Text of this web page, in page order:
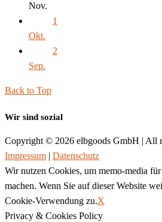
Nov.
1
Okt.
2
Sep.
Back to Top
Wir sind sozial
Copyright © 2026 elbgoods GmbH | All
Impressum | Datenschutz
Wir nutzen Cookies, um memo-media für
machen. Wenn Sie auf dieser Website
Cookie-Verwendung zu.X
Privacy & Cookies Policy